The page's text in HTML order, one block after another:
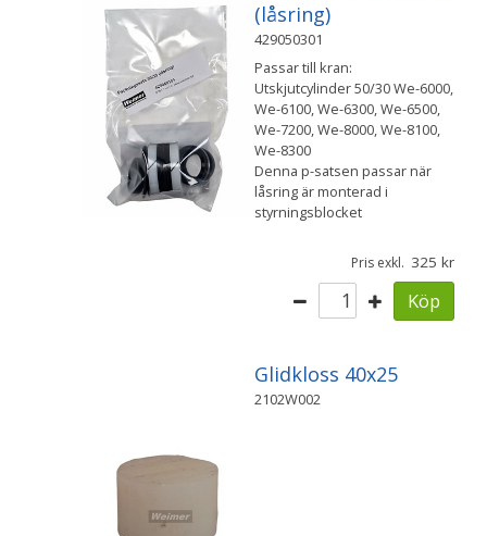
(låsring)
429050301
Passar till kran:
Utskjutcylinder 50/30 We-6000,
We-6100, We-6300, We-6500,
We-7200, We-8000, We-8100,
We-8300
Denna p-satsen passar när
låsring är monterad i
styrningsblocket
Pris exkl. 325
Köp
Glidkloss 40x25
2102W002